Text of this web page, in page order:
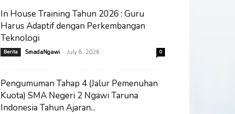
In House Training Tahun 2026 : Guru
Harus Adaptif dengan Perkembangan
Teknologi
Berita SmadaNgawi - July 8, 2026 0
Pengumuman Tahap 4 (Jalur Pemenuhan
Kuota) SMA Negeri 2 Ngawi Taruna
Indonesia Tahun Ajaran...